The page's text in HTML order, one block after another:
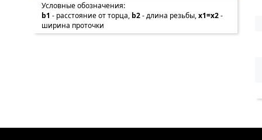
Условные обозначения:
b1 - расстояние от торца, b2- длина резьбы,x1=x2-
ширина проточки